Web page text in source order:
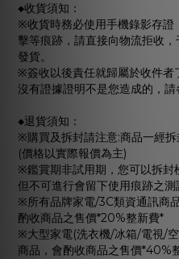
◆收貨須知：
※收貨時務必使用手機錄影存證
擊等痕跡，請直接向物流拒收
發貨。
※簽收以後責任就歸屬於收件者
沒有證據證明不是您造成的，請
◆退貨須知：
※購買及拆封請注意:商品一經拆
(價格以實際報價為主)
※鑑賞期非試用期，您可以拆封
但不可進行會留下使用痕跡之測
※所有品牌家電/3C類資通訊商
酌收商品之售價*20%整新費*
※大型家電(洗衣機/冰箱/電視/
商品，會酌收商品之售價*40%